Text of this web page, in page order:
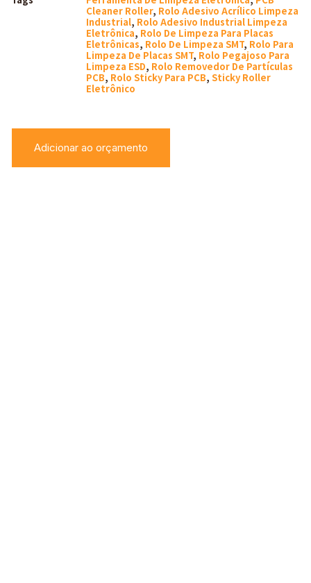
Cleaner Roller, Rolo Adesivo Acrílico Limpeza
Industrial, Rolo Adesivo Industrial Limpeza
Eletrônica, Rolo De Limpeza Para Placas
Eletrônicas, Rolo De Limpeza SMT, Rolo Para
Limpeza De Placas SMT, Rolo Pegajoso Para
Limpeza ESD, Rolo Removedor De Partículas
PCB, Rolo Sticky Para PCB, Sticky Roller
Eletrônico
Adicionar ao orçamento